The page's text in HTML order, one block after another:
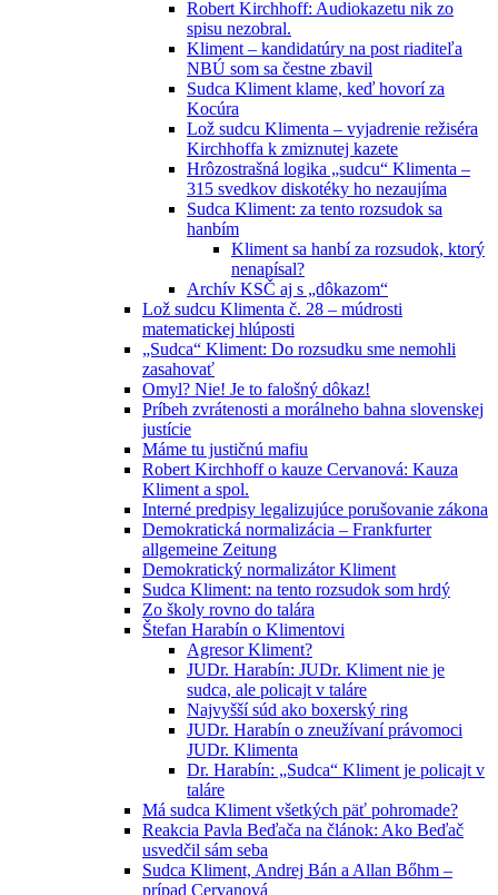
Robert Kirchhoff: Audiokazetu nik zo
spisu nezobral.
Kliment – kandidatúry na post riaditeľa
NBÚ som sa čestne zbavil
Sudca Kliment klame, keď hovorí za
Kocúra
Lož sudcu Klimenta – vyjadrenie režiséra
Kirchhoffa k zmiznutej kazete
Hrôzostrašná logika „sudcu“ Klimenta –
315 svedkov diskotéky ho nezaujíma
Sudca Kliment: za tento rozsudok sa
hanbím
Kliment sa hanbí za rozsudok, ktorý
nenapísal?
Archív KSČ aj s „dôkazom“
Lož sudcu Klimenta č. 28 – múdrosti
matematickej hlúposti
„Sudca“ Kliment: Do rozsudku sme nemohli
zasahovať
Omyl? Nie! Je to falošný dôkaz!
Príbeh zvrátenosti a morálneho bahna slovenskej
justície
Máme tu justičnú mafiu
Robert Kirchhoff o kauze Cervanová: Kauza
Kliment a spol.
Interné predpisy legalizujúce porušovanie zákona
Demokratická normalizácia – Frankfurter
allgemeine Zeitung
Demokratický normalizátor Kliment
Sudca Kliment: na tento rozsudok som hrdý
Zo školy rovno do talára
Štefan Harabín o Klimentovi
Agresor Kliment?
JUDr. Harabín: JUDr. Kliment nie je
sudca, ale policajt v taláre
Najvyšší súd ako boxerský ring
JUDr. Harabín o zneužívaní právomoci
JUDr. Klimenta
Dr. Harabín: „Sudca“ Kliment je policajt v
taláre
Má sudca Kliment všetkých päť pohromade?
Reakcia Pavla Beďača na článok: Ako Beďač
usvedčil sám seba
Sudca Kliment, Andrej Bán a Allan Bőhm –
prípad Cervanová